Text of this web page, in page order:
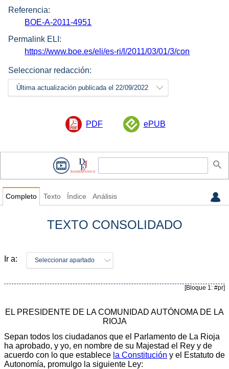
Referencia:
BOE-A-2011-4951
Permalink ELI:
https://www.boe.es/eli/es-ri/l/2011/03/01/3/con
Seleccionar redacción:
Última actualización publicada el 22/09/2022
PDF ePUB
Completo Texto Índice Análisis
TEXTO CONSOLIDADO
Ir a: Seleccionar apartado
[Bloque 1: #pr]
EL PRESIDENTE DE LA COMUNIDAD AUTÓNOMA DE LA
RIOJA
Sepan todos los ciudadanos que el Parlamento de La Rioja
ha aprobado, y yo, en nombre de su Majestad el Rey y de
acuerdo con lo que establece la Constitución y el Estatuto de
Autonomía, promulgo la siguiente Ley: